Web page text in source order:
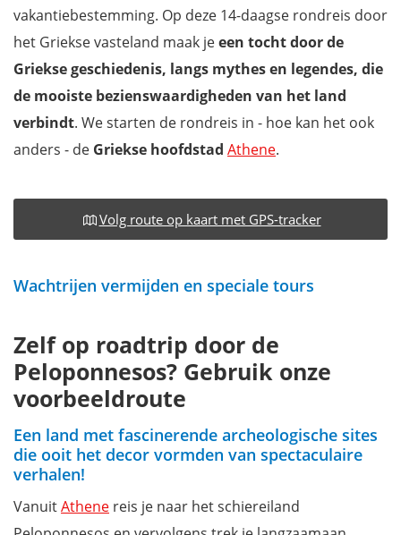
vakantiebestemming. Op deze 14-daagse rondreis door
het Griekse vasteland maak jeeen tocht door de
Griekse geschiedenis, langs mythes en legendes, die
de mooiste bezienswaardigheden van het land
verbindt. We starten de rondreis in - hoe kan het ook
anders - de Griekse hoofdstad Athene.
Volg route op kaart met GPS-tracker
Wachtrijen vermijden en speciale tours
Zelf op roadtrip door de
Peloponnesos? Gebruik onze
voorbeeldroute
Een land met fascinerende archeologische sites
die ooit het decor vormden van spectaculaire
verhalen!
VanuitAthene reis je naar het schiereiland